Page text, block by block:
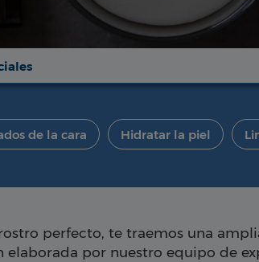
de la cara Hidratar la piel
perfecto, te traemos una
por nuestro equipo de